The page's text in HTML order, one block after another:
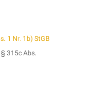
1 Nr. 1b) StGB
315c Abs.